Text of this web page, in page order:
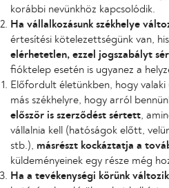
korábbi nevünkhöz kapcsolódik.
Ha vállalkozásunk székhelye
értesítési kötelezettségünk van,
elérhetetlen, ezzel jogszabályt
fióktelep esetén is ugyanez a
Előfordult életünkben, hogy
más székhelyre, hogy arról
először is szerződést sértett ,
vállalnia kell (hatóságok előtt,
stb.), másrészt kockáztatja a
küldeményeinek egy része még
Ha a tevékenységi körünk változik